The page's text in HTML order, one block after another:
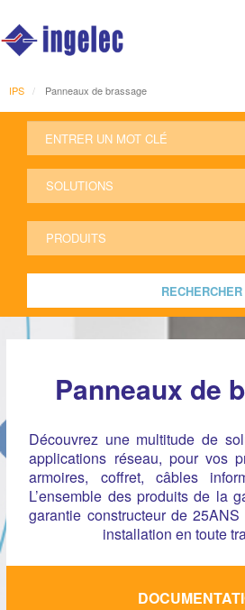
IPS Panneaux de brassage
RECHERCHER
Panneaux de
Découvrez une multitude de
applications réseau, pour vos
armoires, coffret, câbles
L’ensemble des produits de la
garantie constructeur de
installation en toute